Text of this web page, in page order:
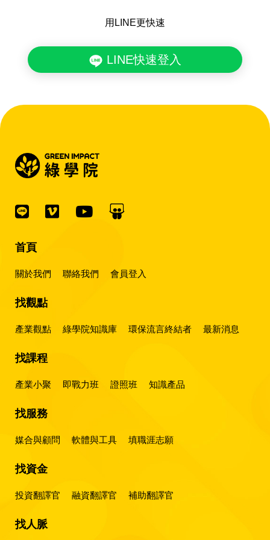
用LINE更快速
LINE快速登入
首頁
關於我們 聯絡我們 會員登入
找觀點
產業觀點 綠學院知識庫 環保流言終結者 最新消息
找課程
產業小聚 即戰力班 證照班 知識產品
找服務
媒合與顧問 軟體與工具 填職涯志願
找資金
投資翻譯官 融資翻譯官 補助翻譯官
找人脈